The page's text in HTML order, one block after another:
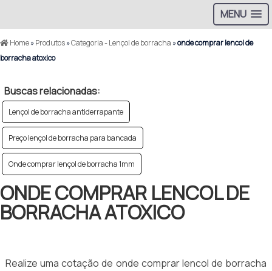
MENU
Home»Produtos»Categoria - Lençol de borracha »onde comprar lencol de
borracha atoxico
Buscas relacionadas:
Lençol de borracha antiderrapante
Preço lençol de borracha para bancada
Onde comprar lençol de borracha 1mm
ONDE COMPRAR LENCOL DE
BORRACHA ATOXICO
Realize uma cotação de onde comprar lencol de borracha